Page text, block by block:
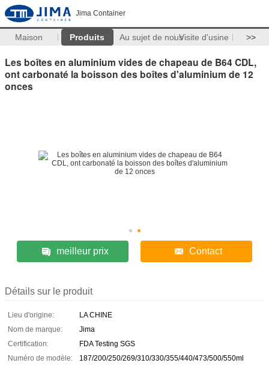
Jima Container
Maison Produits Au sujet de nousVisite d'usine >>
Les boîtes en aluminium vides de chapeau de B64 CDL,
ont carbonaté la boisson des boîtes d'aluminium de 12
onces
meilleur prix Contact
Détails sur le produit
Lieu d'origine:
LA CHINE
Nom de marque:
Jima
Certification:
FDA Testing SGS
Numéro de modèle:
187/200/250/269/310/330/355/440/473/500/550ml